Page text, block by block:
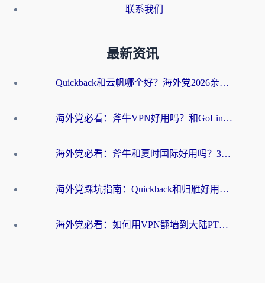
联系我们
最新资讯
Quickback和云帆哪个好？海外党2026亲测指南：选对加速器大陆工具，无缝刷国内剧玩国服
海外党必看：斧牛VPN好用吗？和GoLinkVPN对比哪个回国效果更好？
海外党必看：斧牛和夏时国际好用吗？3步选对回国加速器，无缝刷国内资源
海外党踩坑指南：Quickback和归雁好用吗？选对加速器才能无缝刷国内资源
海外党必看：如何用VPN翻墙到大陆PTT？一篇解决你所有回国加速痛点